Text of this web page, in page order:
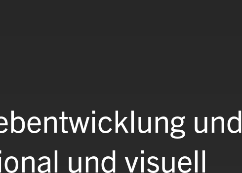
und
und visuell